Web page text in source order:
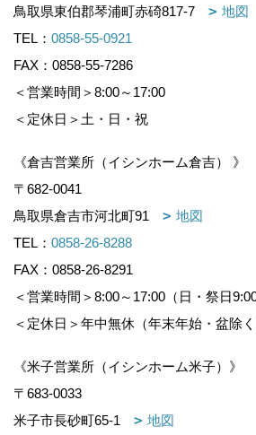
鳥取県東伯郡琴浦町赤碕817-7
地図
TEL： 0858-55-0921
FAX：0858-55-7286
＜営業時間＞8:00～17:00
＜定休日＞土・日・祝
《倉吉営業所（イシンホーム倉吉） 》
〒682-0041
鳥取県倉吉市河北町91
地図
TEL： 0858-26-8288
FAX：0858-26-8291
＜営業時間＞8:00～17:00（日・祭日
＜定休日＞年中無休（年末年始・盆除く
《米子営業所（イシンホーム米子）》
〒683-0033
米子市長砂町65-1
地図